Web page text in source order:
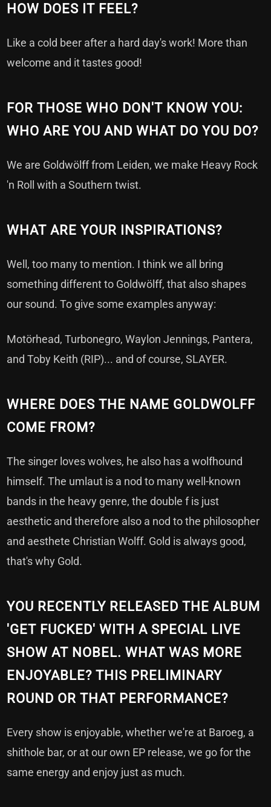
HOW DOES IT FEEL?
Like a cold beer after a hard day's work! More than
welcome and it tastes good!
FOR THOSE WHO DON'T KNOW YOU:
WHO ARE YOU AND WHAT DO YOU DO?
We are Goldwölff from Leiden, we make Heavy Rock
'n Roll with a Southern twist.
WHAT ARE YOUR INSPIRATIONS?
Well, too many to mention. I think we all bring
something different to Goldwölff, that also shapes
our sound. To give some examples anyway:
Motörhead, Turbonegro, Waylon Jennings, Pantera,
and Toby Keith (RIP)... and of course, SLAYER.
WHERE DOES THE NAME GOLDWOLFF
COME FROM?
The singer loves wolves, he also has a wolfhound
himself. The umlaut is a nod to many well-known
bands in the heavy genre, the double f is just
aesthetic and therefore also a nod to the philosopher
and aesthete Christian Wolff. Gold is always good,
that's why Gold.
YOU RECENTLY RELEASED THE ALBUM
'GET FUCKED' WITH A SPECIAL LIVE
SHOW AT NOBEL. WHAT WAS MORE
ENJOYABLE? THIS PRELIMINARY
ROUND OR THAT PERFORMANCE?
Every show is enjoyable, whether we're at Baroeg, a
shithole bar, or at our own EP release, we go for the
same energy and enjoy just as much.